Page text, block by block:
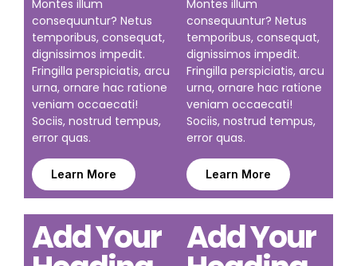
Montes illum
consequuntur? Netus
temporibus, consequat,
dignissimos impedit.
Fringilla perspiciatis, arcu
urna, ornare hac ratione
veniam occaecati!
Sociis, nostrud tempus,
error quas.
Learn More
Montes illum
consequuntur? Netus
temporibus, consequat,
dignissimos impedit.
Fringilla perspiciatis, arcu
urna, ornare hac ratione
veniam occaecati!
Sociis, nostrud tempus,
error quas.
Learn More
Add Your Add Your